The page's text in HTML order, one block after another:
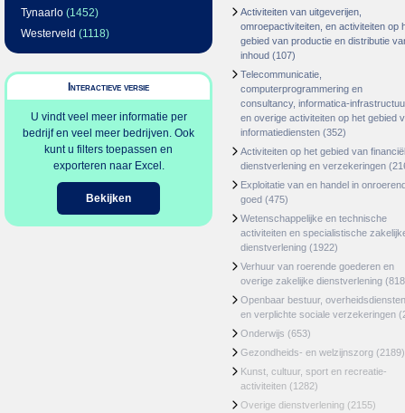
Tynaarlo (1452)
Westerveld (1118)
Interactieve versie
U vindt veel meer informatie per
bedrijf en veel meer bedrijven. Ook
kunt u filters toepassen en
exporteren naar Excel.
Bekijken
Activiteiten van uitgeverijen,
omroepactiviteiten, en activiteiten op
gebied van productie en distributie
inhoud (107)
Telecommunicatie,
computerprogrammering en
consultancy, informatica-
en overige activiteiten op het gebied
informatiediensten (352)
Activiteiten op het gebied van
dienstverlening en verzekeringen
Exploitatie van en handel in
goed (475)
Wetenschappelijke en technische
activiteiten en specialistische
dienstverlening (1922)
Verhuur van roerende goederen en
overige zakelijke dienstverlening
Openbaar bestuur, overheidsdiensten
en verplichte sociale verzekeringen
Onderwijs (653)
Gezondheids- en welzijnszorg (2189)
Kunst, cultuur, sport en recreatie-
activiteiten (1282)
Overige dienstverlening (2155)